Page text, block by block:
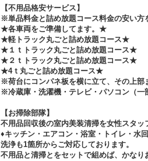
【不用品格安サービス】
※単品料金と詰め放題コース料金の安い方
★各車両をご準備してます。★
★軽トラック丸ごと詰め放題コース★
★１ｔトラック丸ごと詰め放題コース★
★２ｔトラック丸ごと詰め放題コース★
★4ｔ丸ごと詰め放題コース★
※荷台にコンパネ板を横に立て、その上部
※冷蔵庫・洗濯機・テレビ・パソコン（
【お掃除部隊】
不用品回収後の室内美装清掃を女性スタッ
♦キッチン・エアコン・浴室・トイレ・水
洗浄も1箇所からご対応しております。
不用品と清掃とをセットで組めば、かなり